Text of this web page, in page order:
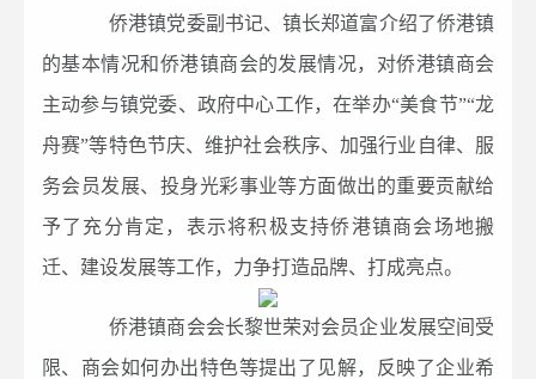
侨港镇党委副书记、镇长郑道富介绍了侨港镇
的基本情况和侨港镇商会的发展情况，对侨港镇商会
主动参与镇党委、政府中心工作，在举办“美食节”“龙
舟赛”等特色节庆、维护社会秩序、加强行业自律、服
务会员发展、投身光彩事业等方面做出的重要贡献给
予了充分肯定，表示将积极支持侨港镇商会场地搬
迁、建设发展等工作，力争打造品牌、打成亮点。
侨港镇商会会长黎世荣对会员企业发展空间受
限、商会如何办出特色等提出了见解，反映了企业希